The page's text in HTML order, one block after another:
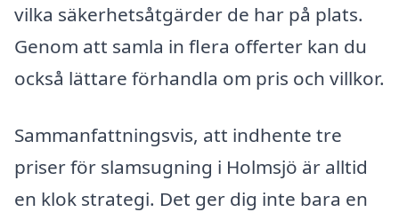
vilka säkerhetsåtgärder de har på plats.
Genom att samla in flera offerter kan du
också lättare förhandla om pris och villkor.
Sammanfattningsvis, att indhente tre
priser för slamsugning i Holmsjö är alltid
en klok strategi. Det ger dig inte bara en